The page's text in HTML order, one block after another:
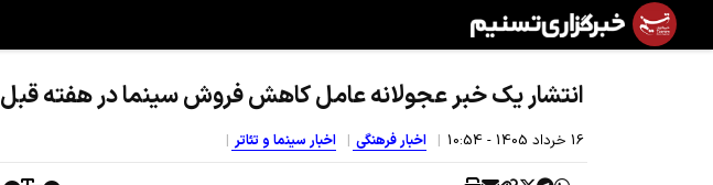
انتشار یک خبر عجولانه عامل کاهش فروش سینما در هفته قبل
16 خرداد 1405 - 10:54 اخبار فرهنگی اخبار سینما و تئاتر